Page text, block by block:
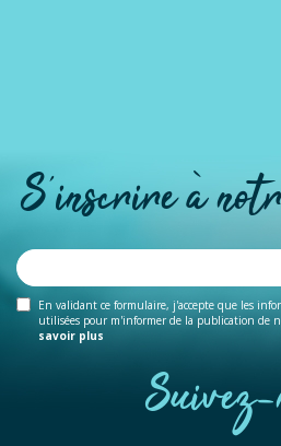
S'inscrire à
En validant ce formulaire, j'accepte que les
utilisées pour m'informer de la publication de
savoir plus